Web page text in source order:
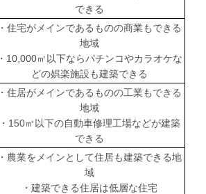
できる
・住宅がメインであるものの商業もできる
地域
・ 10,000㎡以下ならパチンコやカラオケな
どの娯楽施設も建築できる
・住居がメインであるものの工業もできる
地域
・ 150㎡以下の自動車修理工場などが建築
できる
・農業をメインとして住居も建築できる地
域
・建築できる住居は低層な住宅